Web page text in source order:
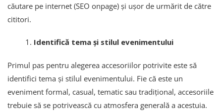
căutare pe internet (SEO onpage) și ușor de urmărit de către
cititori.
Identifică tema și stilul evenimentului
Primul pas pentru alegerea accesoriilor potrivite este să
identifici tema și stilul evenimentului. Fie că este un
eveniment formal, casual, tematic sau tradițional, accesoriile
trebuie să se potrivească cu atmosfera generală a acestuia.